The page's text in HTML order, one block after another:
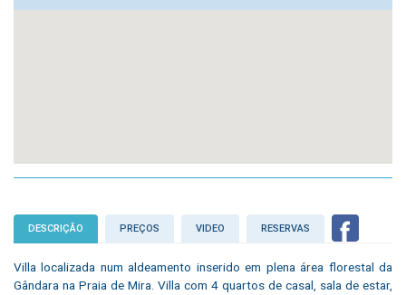
DESCRIÇÃO PREÇOS VIDEO RESERVAS
Villa localizada num aldeamento inserido em plena área florestal da
Gândara na Praia de Mira. Villa com 4 quartos de casal, sala de estar,